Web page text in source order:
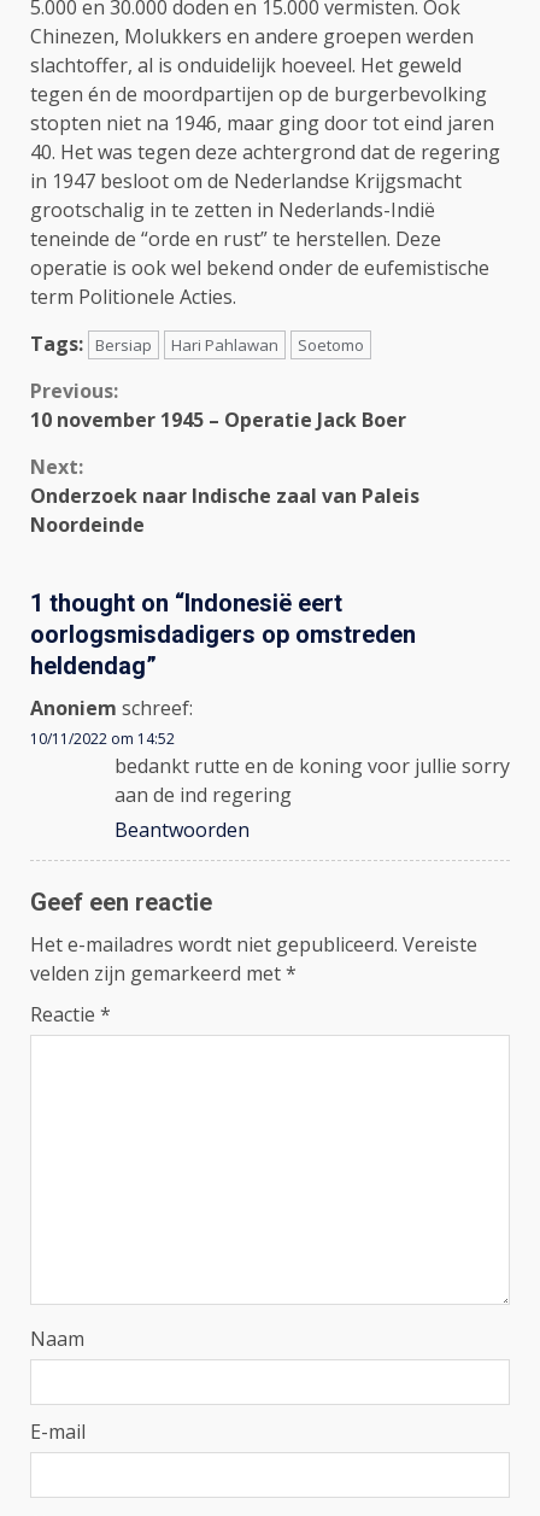
5.000 en 30.000 doden en 15.000 vermisten. Ook
Chinezen, Molukkers en andere groepen werden
slachtoffer, al is onduidelijk hoeveel. Het geweld
tegen én de moordpartijen op de burgerbevolking
stopten niet na 1946, maar ging door tot eind jaren
40. Het was tegen deze achtergrond dat de regering
in 1947 besloot om de Nederlandse Krijgsmacht
grootschalig in te zetten in Nederlands-Indië
teneinde de “orde en rust” te herstellen. Deze
operatie is ook wel bekend onder de eufemistische
term Politionele Acties.
Tags:
Bersiap Hari Pahlawan Soetomo
Continue
Previous:
10 november 1945 – Operatie Jack Boer
Next:
Onderzoek naar Indische zaal van Paleis
Noordeinde
1 thought on “Indonesië eert
oorlogsmisdadigers op omstreden
heldendag”
Anoniem schreef:
10/11/2022 om 14:52
bedankt rutte en de koning voor jullie sorry
aan de ind regering
Beantwoorden
Geef een reactie
Het e-mailadres wordt niet gepubliceerd. Vereiste
velden zijn gemarkeerd met*
Reactie *
Naam
E-mail